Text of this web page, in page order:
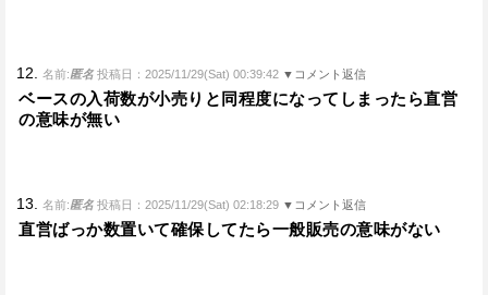
12. 名前:匿名 投稿日：2025/11/29(Sat) 00:39:42 ▼コメント返信
ベースの入荷数が小売りと同程度になってしまったら直営
の意味が無い
13. 名前:匿名 投稿日：2025/11/29(Sat) 02:18:29 ▼コメント返信
直営ばっか数置いて確保してたら一般販売の意味がない